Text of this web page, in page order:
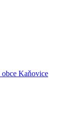
obce Kaňovice